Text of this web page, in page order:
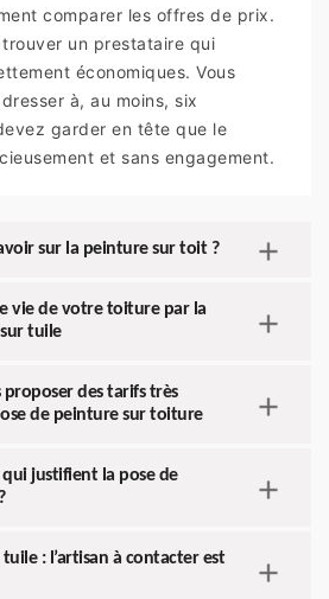
comparer les offres de prix.
un prestataire qui
économiques. Vous
à, au moins, six
garder en tête que le
et sans engagement.
sur la peinture sur toit ?
vie de votre toiture par la
tuile
des tarifs très
de peinture sur toiture
justifient la pose de
: l’artisan à contacter est